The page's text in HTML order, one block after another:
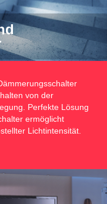
von der
Perfekte Lösung
ermöglicht
Lichtintensität.